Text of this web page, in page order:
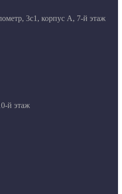
3с1, корпус А, 7-й этаж
й этаж